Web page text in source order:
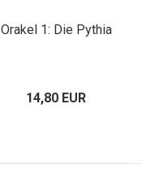
Orakel 1: Die Pythia
14,80 EUR